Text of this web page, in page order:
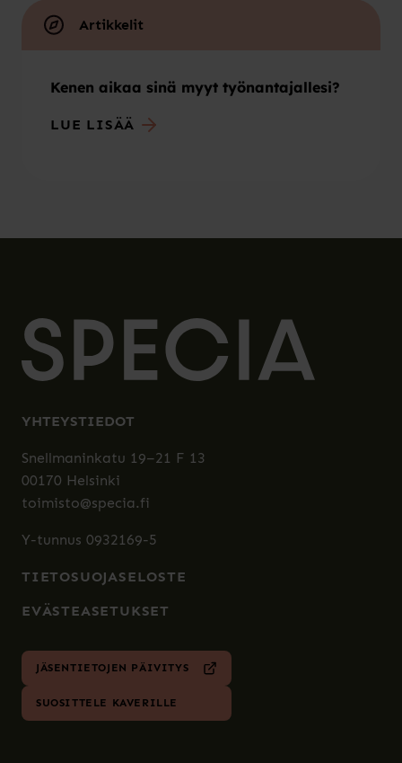
Artikkelit
Kenen aikaa sinä myyt työnantajallesi?
LUE LISÄÄ
YHTEYSTIEDOT
Snellmaninkatu 19–21 F 13
00170 Helsinki
toimisto@specia.fi
Y-tunnus 0932169-5
TIETOSUOJASELOSTE
EVÄSTEASETUKSET
JÄSENTIETOJEN PÄIVITYS
SUOSITTELE KAVERILLE